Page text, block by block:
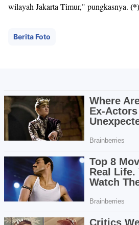
wilayah Jakarta Timur," pungkasnya. (*)
Berita Foto